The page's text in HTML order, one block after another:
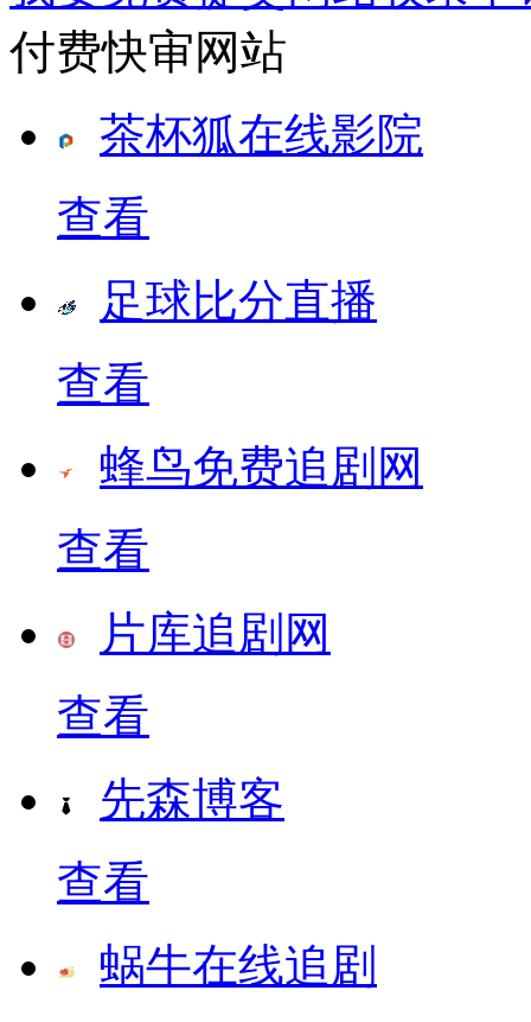
付费快审网站
茶杯狐在线影院
查看
足球比分直播
查看
蜂鸟免费追剧网
查看
片库追剧网
查看
先森博客
查看
蜗牛在线追剧